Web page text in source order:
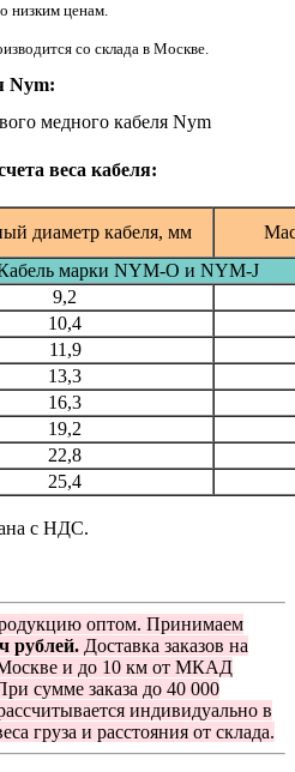
низким ценам.
со склада в Москве.
Nym:
веса кабеля:
диаметр кабеля, мм
марки NYM-O и NYM-J
9,2
10,4
11,9
13,3
16,3
19,2
22,8
25,4
с НДС.
оптом. Принимаем
рублей. Доставка заказов на
и до 10 км от МКАД
сумме заказа до 40 000
индивидуально в
груза и расстояния от склада.